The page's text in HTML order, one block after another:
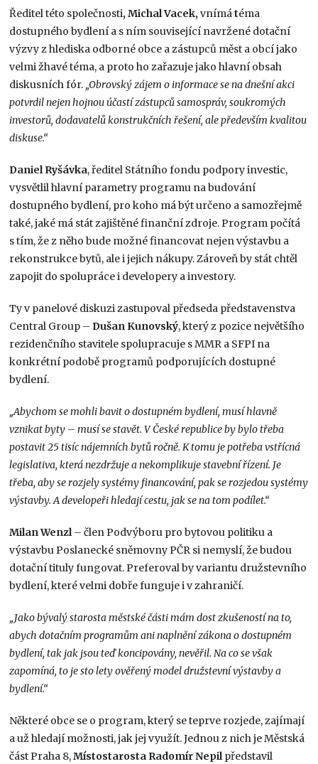
Ředitel této společnosti, Michal Vacek,vnímátéma
dostupného bydlení a s ním související navržené dotační
výzvy z hlediska odborné obce a zástupců měst a obcí jako
velmi žhavé téma, a proto ho zařazuje jako hlavní obsah
diskusních fór. „Obrovský zájem o informace se na dnešní akci
potvrdil nejen hojnou účastí zástupců samospráv, soukromých
investorů, dodavatelů konstrukčních řešení, ale především kvalitou
diskuse.“
Daniel Ryšávka, ředitel Státního fondu podpory investic,
vysvětlil hlavní parametry programu na budování
dostupného bydlení, pro koho má být určeno a samozřejmě
také, jaké má stát zajištěné finanční zdroje. Program počítá
s tím, že z něho bude možné financovat nejen výstavbu a
rekonstrukce bytů, ale i jejich nákupy. Zároveň by stát chtěl
zapojit do spolupráce i developery a investory.
Ty v panelové diskuzi zastupoval předseda představenstva
Central Group – Dušan Kunovský, který z pozice největšího
rezidenčního stavitele spolupracuje s MMR a SFPI na
konkrétní podobě programů podporujících dostupné
bydlení.
„Abychom se mohli bavit o dostupném bydlení, musí hlavně
vznikat byty – musí se stavět. V České republice by bylo třeba
postavit 25 tisíc nájemních bytů ročně. K tomu je potřeba vstřícná
legislativa, která nezdržuje a nekomplikuje stavební řízení. Je
třeba, aby se rozjely systémy financování, pak se rozjedou systémy
výstavby. A developeři hledají cestu, jak se na tom podílet.“
Milan Wenzl– člen Podvýboru pro bytovou politiku a
výstavbu Poslanecké sněmovny PČR si nemyslí, že budou
dotační tituly fungovat. Preferoval by variantu družstevního
bydlení, které velmi dobře funguje i v zahraničí.
„Jako bývalý starosta městské části mám dost zkušeností na to,
abych dotačním programům ani naplnění zákona o dostupném
bydlení, tak jak jsou teď koncipovány, nevěřil. Na co se však
zapomíná, to je sto lety ověřený model družstevní výstavby a
bydlení.“
Některé obce se o program, který se teprve rozjede, zajímají
a už hledají možnosti, jak jej využít. Jednou z nich je Městská
část Praha 8,Místostarosta Radomír Nepilpředstavil